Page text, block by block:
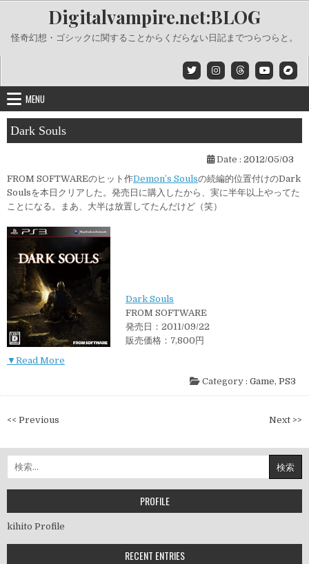
content
Digitalvampire.net:BLOG
怪奇幻想・ゴシックに関することからくだらない日記までつらつらと。
MENU
Dark Souls
Date : 2012/05/03
FROM SOFTWAREのヒット作Demon’s Soulsの続編的位置付けのDark
Soulsを本日クリアした。発売日に購入したから、実に半年以上やってた
ことになる。まあ、大半は放置してたんだけど（笑）
Dark Souls
FROM SOFTWARE
発売日：2011/09/22
販売価格：7,800円
▼Read More
Category : Game, PS3
投
ナ
ビ
ゲ
シ
<< Previous Next >>
索:
PROFILE
kihito Profile
RECENT ENTRIES